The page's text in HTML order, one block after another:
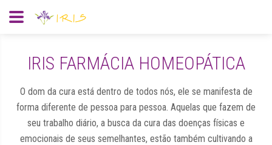
IRIS FARMÁCIA HOMEOPÁTICA
O dom da cura está dentro de todos nós, ele se manifesta de
forma diferente de pessoa para pessoa. Aquelas que fazem de
seu trabalho diário, a busca da cura das doenças físicas e
emocionais de seus semelhantes, estão também cultivando a